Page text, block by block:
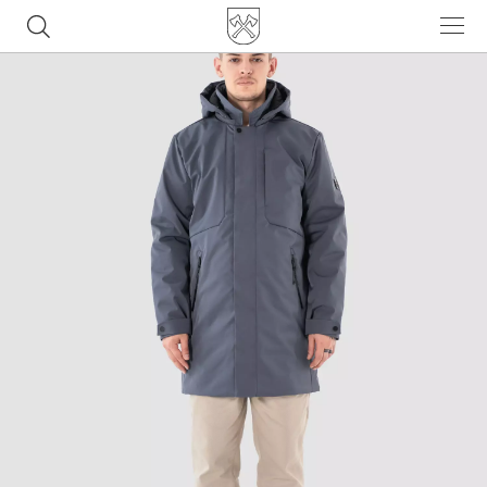
Популярные товары